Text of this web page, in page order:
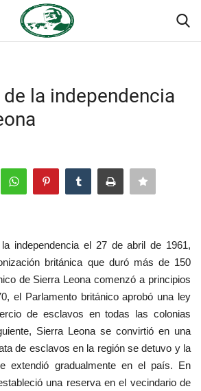
Nasser
Nasser
la independencia
independencia el 27 de abril de 1961,
británica que duró más de 150
de Sierra Leona comenzó a principios
el Parlamento británico aprobó una ley
de esclavos en todas las colonias
Sierra Leona se convirtió en una
de esclavos en la región se detuvo y la
extendió gradualmente en el país. En
una reserva en el vecindario de